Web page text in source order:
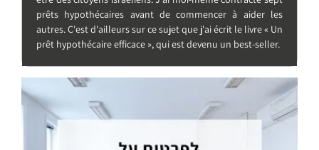
prêts hypothécaires avant de commencer à aider les
autres. C'est d'ailleurs sur ce sujet que j'ai écrit le livre « Un
prêt hypothécaire efficace », qui est devenu un best-seller.